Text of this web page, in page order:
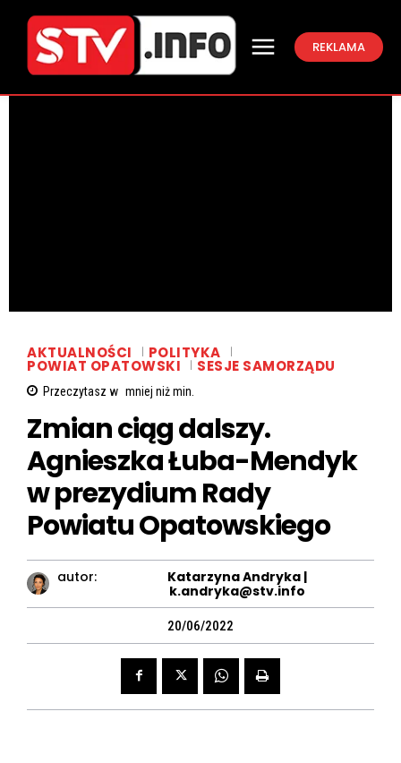
REKLAMA
AKTUALNOŚCI POLITYKA
POWIAT OPATOWSKI SESJE SAMORZĄDU
Przeczytasz w mniej niżmin.
Zmian ciąg dalszy.
Agnieszka Łuba-Mendyk
w prezydium Rady
Powiatu Opatowskiego
autor:
Katarzyna Andryka |
k.andryka@stv.info
20/06/2022